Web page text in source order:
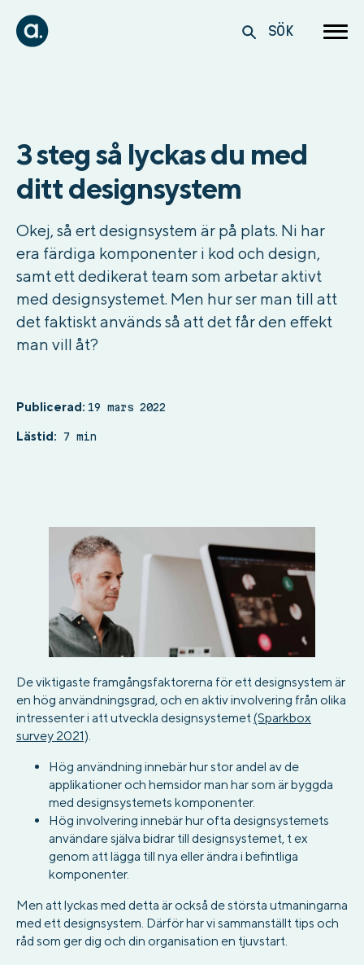
SÖK
3 steg så lyckas du med
ditt designsystem
Okej, så ert designsystem är på plats. Ni har
era färdiga komponenter i kod och design,
samt ett dedikerat team som arbetar aktivt
med designsystemet. Men hur ser man till att
det faktiskt används så att det får den effekt
man vill åt?
Publicerad: 19 mars 2022
Lästid: 7 min
De viktigaste framgångsfaktorerna för ett designsystem är
en hög användningsgrad, och en aktiv involvering från olika
intressenter i att utveckla designsystemet (Sparkbox
survey 2021)
Hög användning innebär hur stor andel av de
applikationer och hemsidor man har som är byggda
med designsystemets komponenter.
Hög involvering innebär hur ofta designsystemets
användare själva bidrar till designsystemet, t ex
genom att lägga till nya eller ändra i befintliga
komponenter.
Men att lyckas med detta är också de största utmaningarna
med ett designsystem. Därför har vi sammanställt tips och
råd som ger dig och din organisation en tjuvstart.